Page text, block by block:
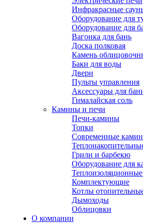
Инфракрасные
Оборудование для
Оборудование для
Вагонка для бань
Доска полковая
Камень
Баки для воды
Двери
Пульты управления
Аксессуары для
Гималайская соль
Камины и печи
Печи-камины
Топки
Современные
Грили и барбекю
Оборудование для
Комплектующие
Котлы
Дымоходы
Облицовки
О компании